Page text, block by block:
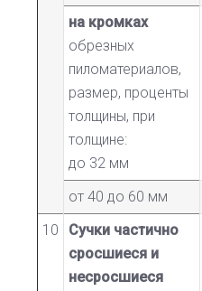
на кромках
обрезных
пиломатериалов,
размер, проценты
толщины, при
толщине:
до 32 мм
от 40 до 60 мм
10
Сучки частично
сросшиеся и
несросшиеся